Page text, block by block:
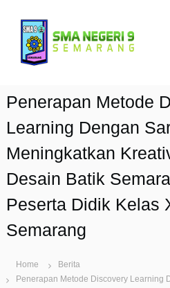
S
e
a
r
a
n
Penerapan Metode
Learning Dengan
Meningkatkan
Desain Batik
Peserta Didik Kelas
Semarang
Home
Berita
Penerapan Metode Discovery Learning